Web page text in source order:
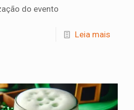
do evento
Leia mais